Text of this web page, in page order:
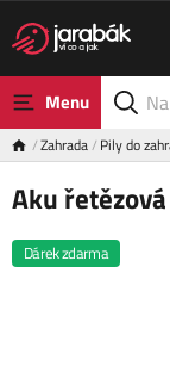
Menu
Zahrada Pily do
Aku
Dárek zdarma